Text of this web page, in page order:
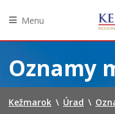
obsah
Menu
Oznamy
Kežmarok \ Úrad \